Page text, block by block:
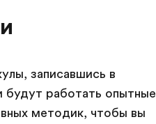
записавшись в
будут работать опытные
методик, чтобы вы